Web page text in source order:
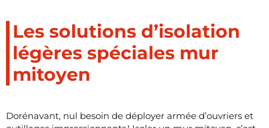
Les solutions d’isolation
légères spéciales mur
mitoyen
Dorénavant, nul besoin de déployer armée d’ouvriers et